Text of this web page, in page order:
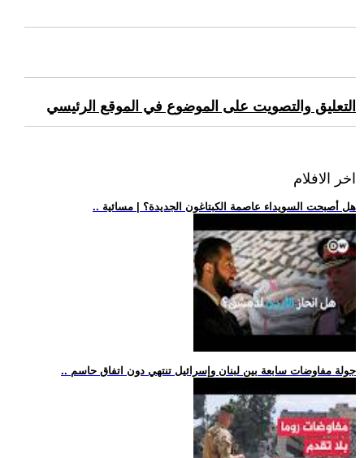
التعليق والتصويت على الموضوع في الموقع الرئيسي
اخر الافلام
.. هل أصبحت السويداء عاصمة الكبتاغون الجديدة؟ | مسائية
.. جولة مفاوضات سابعة بين لبنان وإسرائيل تنتهي دون اتفاق حاسم